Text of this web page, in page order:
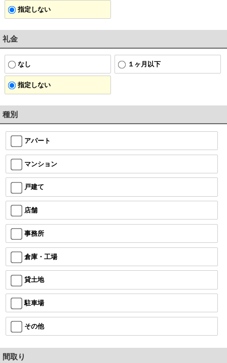
指定しない
礼金
なし １ヶ月以下
指定しない
種別
アパート
マンション
戸建て
店舗
事務所
倉庫・工場
貸土地
駐車場
その他
間取り